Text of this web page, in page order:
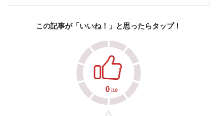
この記事が「いいね！」と思ったらタップ！